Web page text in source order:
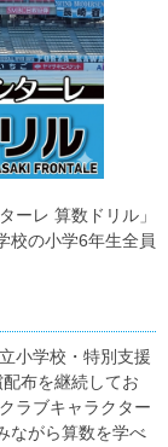
ーレ 算数ドリル」
校の小学6年生全員
小学校・特別支援
布を継続してお
ラブキャラクター
ながら算数を学べ